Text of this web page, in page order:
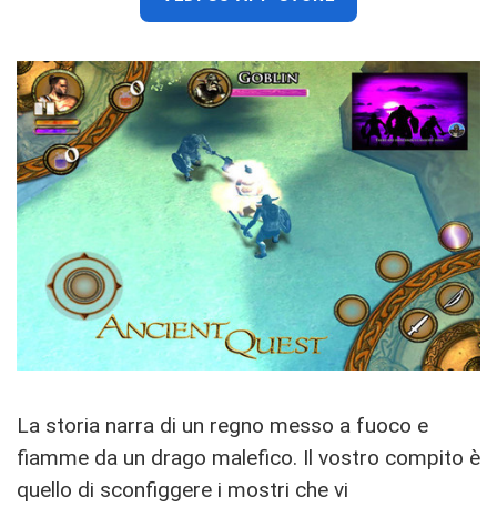
La storia narra di un regno messo a fuoco e
fiamme da un drago malefico. Il vostro compito è
quello di sconfiggere i mostri che vi